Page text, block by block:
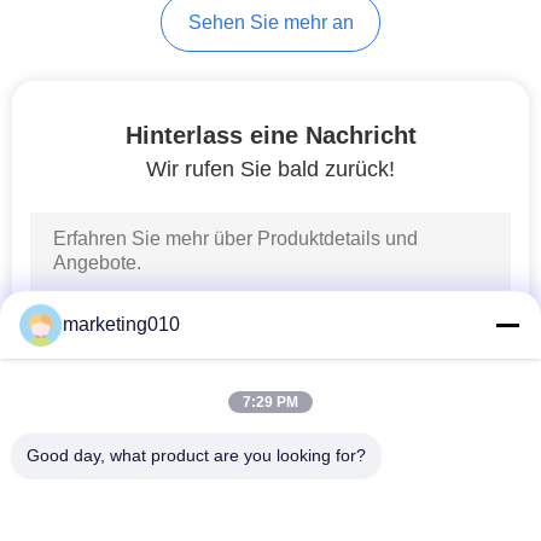
Hydroseilbagger
Bohrmaschinen
Entsander
27
Sehen Sie mehr an
Hinterlass eine Nachricht
Wir rufen Sie bald zurück!
marketing010
7:29 PM
Good day, what product are you looking for?